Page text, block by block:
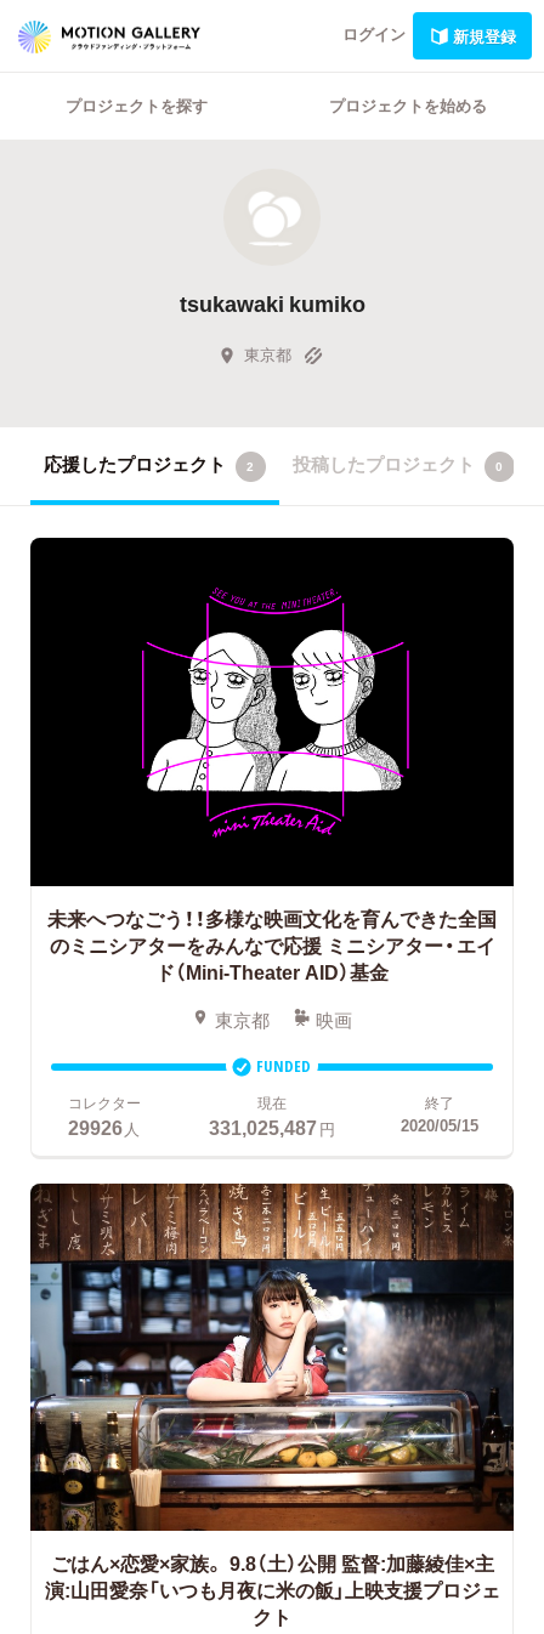
ログイン 新規登録
プロジェクトを探す プロジェクトを始める
tsukawaki kumiko
東京都
応援したプロジェクト 2 投稿したプロジェクト 0
未来へつなごう！！多様な映画文化を育んできた全国
のミニシアターをみんなで応援ミニシアター・エイ
ド（Mini-Theater AID）基金
東京都 映画
FUNDED
コレクター
29926 人
現在
331,025,487円
終了
2020/05/15
ごはん×恋愛×家族。 9.8（土）公開 監督:加藤綾佳×主
演:山田愛奈「いつも月夜に米の飯」上映支援プロジェ
クト